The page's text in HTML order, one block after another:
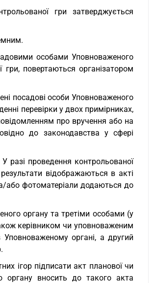
гри затверджується
особами Уповноваженого
повертаються організатором
посадові особи Уповноваженого
перевірки у двох примірниках,
про вручення або на
до законодавства у сфері
разі проведення контрольованої
відображаються в акті
або фотоматеріали додаються до
органу та третіми особами (у
керівником чи уповноваженим
Уповноваженому органі, а другий
ігор підписати акт планової чи
органу вносить до такого акта